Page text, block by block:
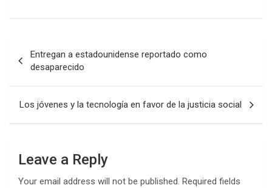
navigation
Entregan a estadounidense reportado como
desaparecido
Los jóvenes y la tecnología en favor de la justicia social
Leave a Reply
Your email address will not be published. Required fields